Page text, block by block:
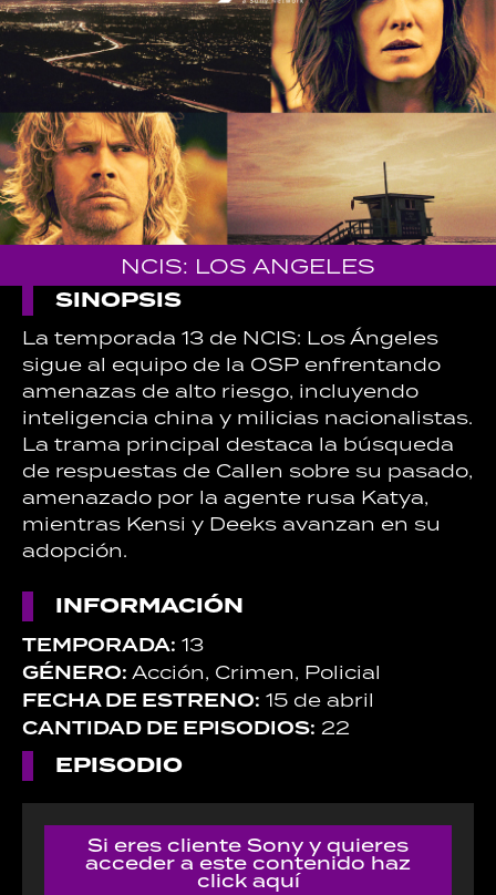
NCIS: LOS ANGELES
SINOPSIS
La temporada 13 de NCIS: Los Ángeles
sigue al equipo de la OSP enfrentando
amenazas de alto riesgo, incluyendo
inteligencia china y milicias nacionalistas.
La trama principal destaca la búsqueda
de respuestas de Callen sobre su pasado,
amenazado por la agente rusa Katya,
mientras Kensi y Deeks avanzan en su
adopción.
INFORMACIÓN
TEMPORADA: 13
GÉNERO: Acción, Crimen, Policial
FECHA DE ESTRENO: 15 de abril
CANTIDAD DE EPISODIOS: 22
EPISODIO
Si eres cliente Sony y quieres
acceder a este contenido haz
click aquí